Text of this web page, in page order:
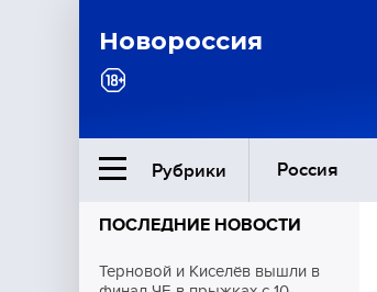
Новороссия
Рубрики Россия
Ближний Восток
ПОСЛЕДНИЕ НОВОСТИ
Терновой и Киселёв вышли в